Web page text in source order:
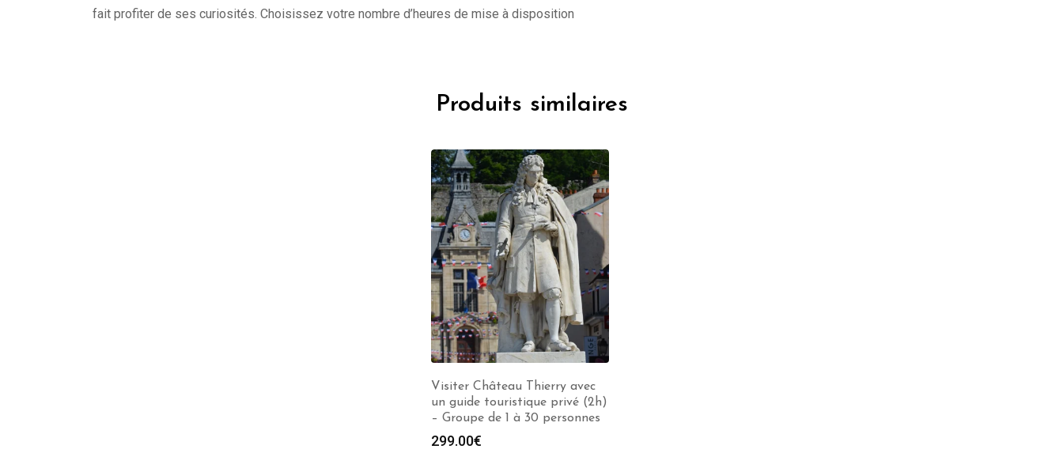
fait profiter de ses curiosités. Choisissez votre nombre d’heures de mise à disposition
Produits similaires
Visiter Château Thierry avec
un guide touristique privé (2h)
– Groupe de 1 à 30 personnes
299.00€